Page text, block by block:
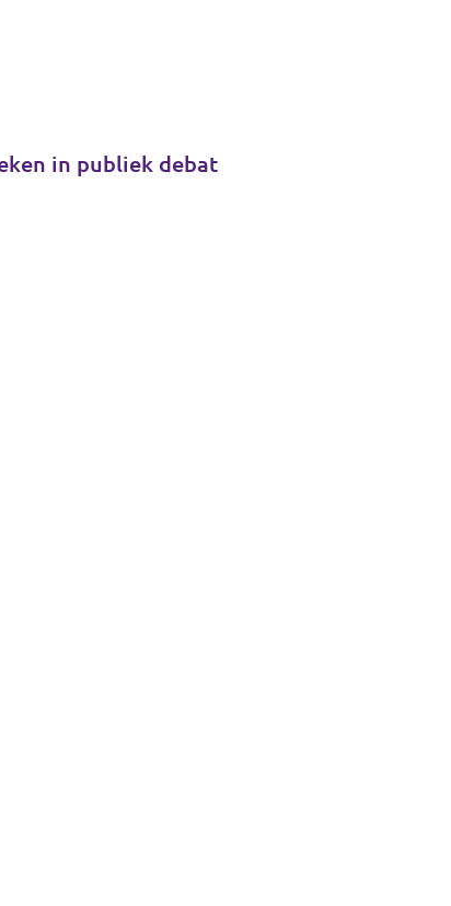
in publiek debat